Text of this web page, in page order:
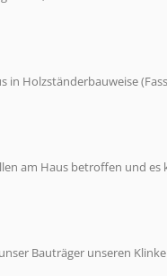
in Holzständerbauweise
am Haus betroffen und
Bauträger unseren